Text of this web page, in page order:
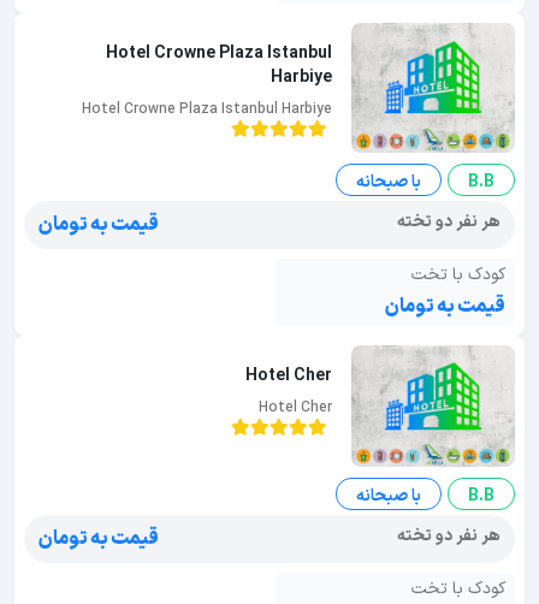
Hotel Crowne Plaza Istanbul
Harbiye
Hotel Crowne Plaza Istanbul Harbiye
B.B
با صبحانه
هر نفر دو تخته
قیمت به تومان
کودک با تخت
قیمت به تومان
Hotel Cher
Hotel Cher
B.B
با صبحانه
هر نفر دو تخته
قیمت به تومان
کودک با تخت